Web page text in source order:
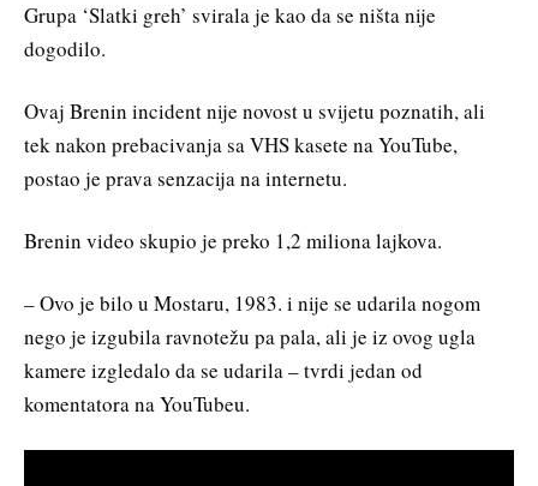
Grupa ‘Slatki greh’ svirala je kao da se ništa nije
dogodilo.
Ovaj Brenin incident nije novost u svijetu poznatih, ali
tek nakon prebacivanja sa VHS kasete na YouTube,
postao je prava senzacija na internetu.
Brenin video skupio je preko 1,2 miliona lajkova.
– Ovo je bilo u Mostaru, 1983. i nije se udarila nogom
nego je izgubila ravnotežu pa pala, ali je iz ovog ugla
kamere izgledalo da se udarila – tvrdi jedan od
komentatora na YouTubeu.